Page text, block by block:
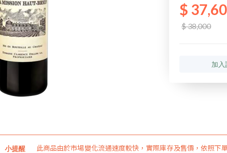
$
$ 38,000
加入
小提醒
此商品由於市場變化流通速度較快，實際庫存及售價，依照下